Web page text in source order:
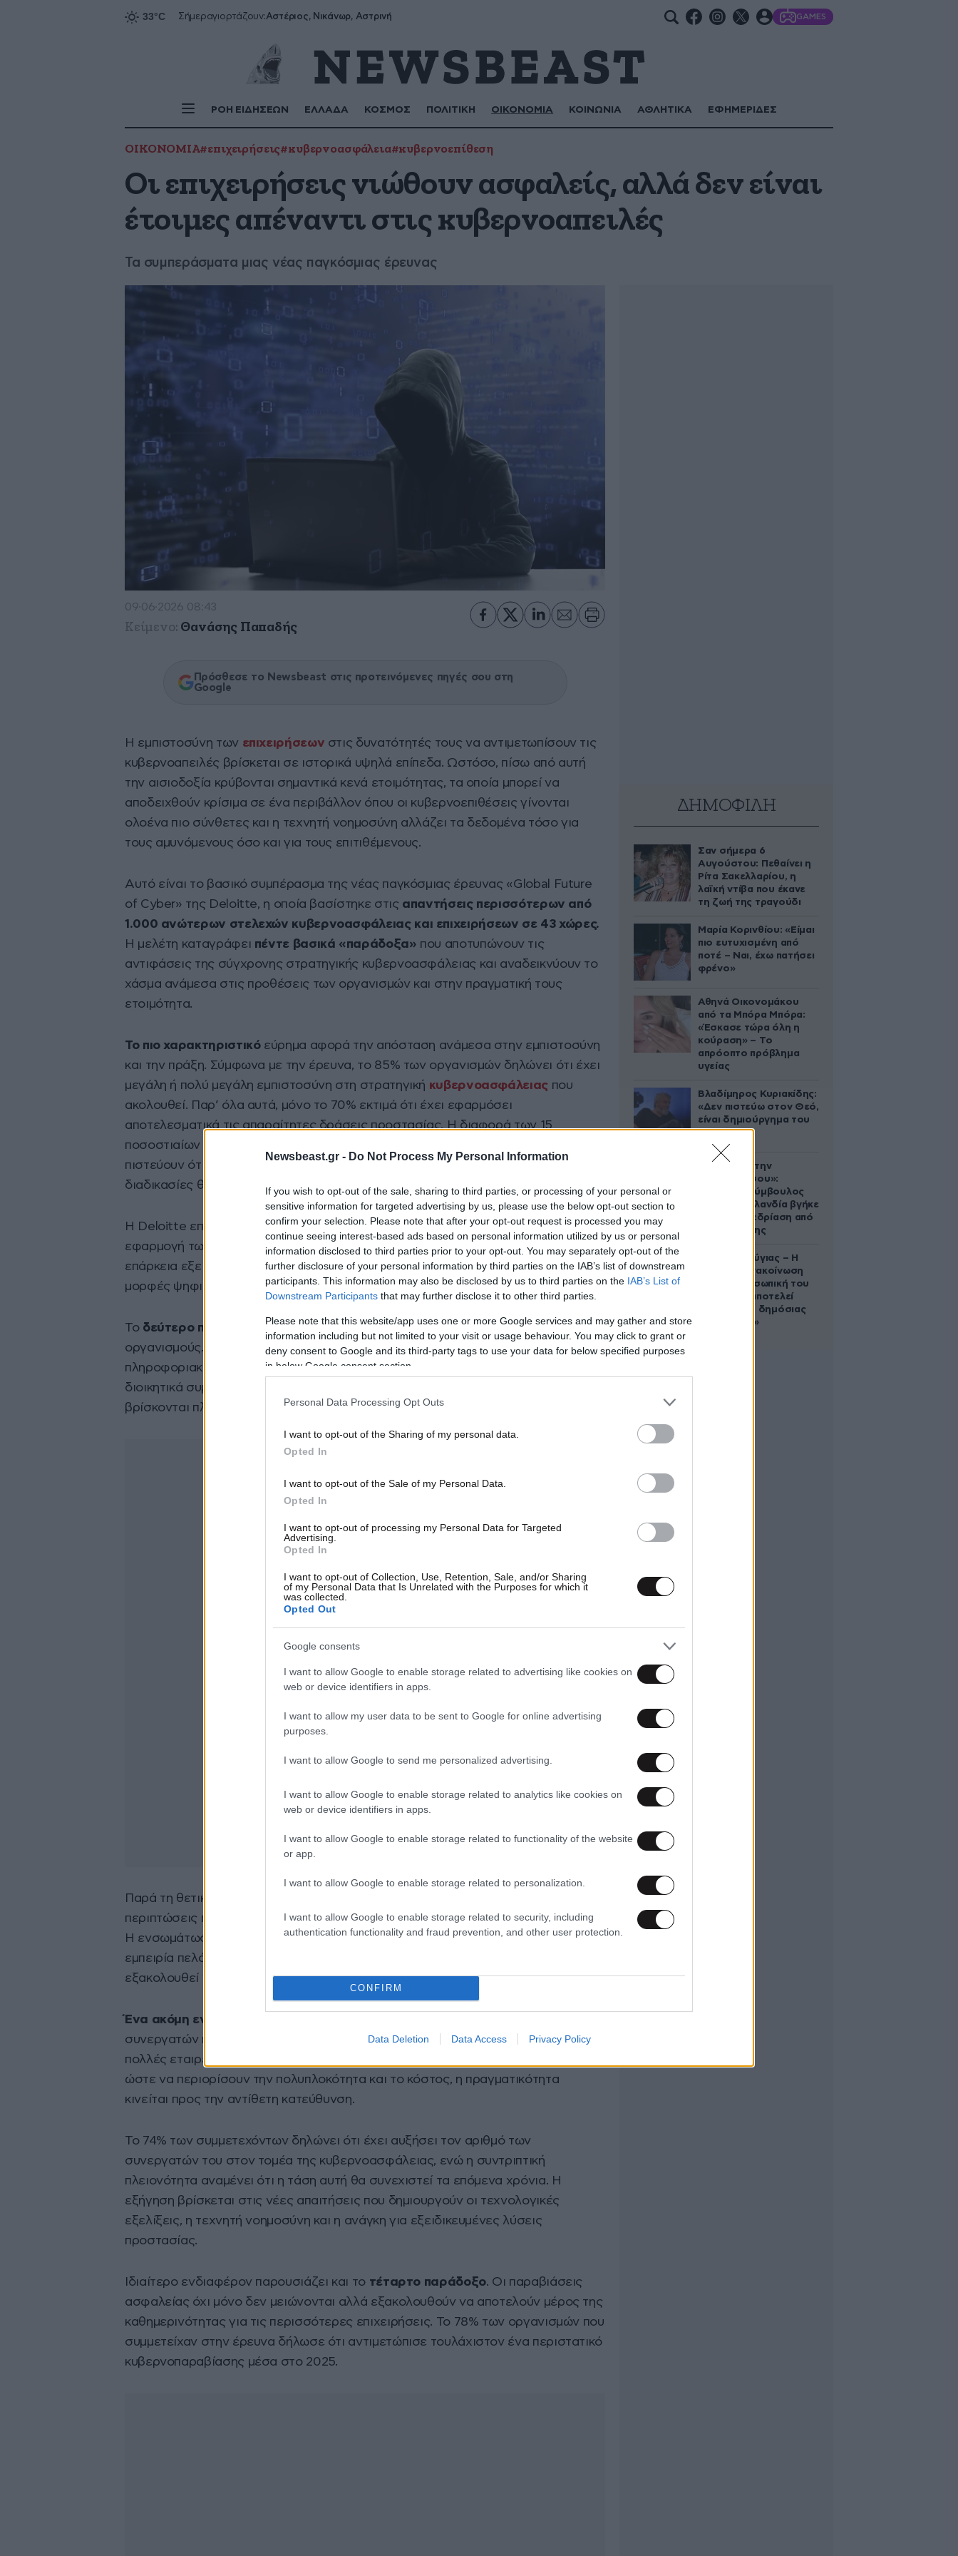
Newsbeast.gr - Do Not Process My Personal Information
If you wish to opt-out of the sale, sharing to third parties, or processing of your personal or
sensitive information for targeted advertising by us, please use the below opt-out section to
confirm your selection. Please note that after your opt-out request is processed you may
continue seeing interest-based ads based on personal information utilized by us or personal
information disclosed to third parties prior to your opt-out. You may separately opt-out of the
further disclosure of your personal information by third parties on the IAB’s list of downstream
participants. This information may also be disclosed by us to third parties on the IAB’s List of
Downstream Participants that may further disclose it to other third parties.
Please note that this website/app uses one or more Google services and may gather and store
information including but not limited to your visit or usage behaviour. You may click to grant or
deny consent to Google and its third-party tags to use your data for below specified purposes
in below Google consent section.
Personal Data Processing Opt Outs
I want to opt-out of the Sharing of my personal data.
Opted In
I want to opt-out of the Sale of my Personal Data.
Opted In
I want to opt-out of processing my Personal Data for Targeted
Advertising.
Opted In
I want to opt-out of Collection, Use, Retention, Sale, and/or Sharing
of my Personal Data that Is Unrelated with the Purposes for which it
was collected.
Opted Out
Google consents
I want to allow Google to enable storage related to advertising like cookies on
web or device identifiers in apps.
I want to allow my user data to be sent to Google for online advertising
purposes.
I want to allow Google to send me personalized advertising.
I want to allow Google to enable storage related to analytics like cookies on
web or device identifiers in apps.
I want to allow Google to enable storage related to functionality of the website
or app.
I want to allow Google to enable storage related to personalization.
I want to allow Google to enable storage related to security, including
authentication functionality and fraud prevention, and other user protection.
CONFIRM
Data Deletion Data Access Privacy Policy
Σήμεραγιορτάζουν:Αστέριος, Νικάνωρ, Αστρινή GAMES
ΡΟΗ ΕΙΔΗΣΕΩΝ ΕΛΛΑΔΑ ΚΟΣΜΟΣ ΠΟΛΙΤΙΚΗ ΟΙΚΟΝΟΜΙΑ ΚΟΙΝΩΝΙΑ ΑΘΛΗΤΙΚΑ ΕΦΗΜΕΡΙΔΕΣ
ΟΙΚΟΝΟΜΙΑ#επιχειρήσεις#κυβερνοασφάλεια#κυβερνοεπίθεση
Οι επιχειρήσεις νιώθουν ασφαλείς, αλλά δεν είναι
έτοιμες απέναντι στις κυβερνοαπειλές
Τα συμπεράσματα μιας νέας παγκόσμιας έρευνας
09·06·2026 08:43
Κείμενο: Θανάσης Παπαδής
Πρόσθεσε το Newsbeast στις προτεινόμενες πηγές σου στη
Google
Η εμπιστοσύνη των επιχειρήσεων στις δυνατότητές τους να αντιμετωπίσουν τις
κυβερνοαπειλές βρίσκεται σε ιστορικά υψηλά επίπεδα. Ωστόσο, πίσω από αυτή
την αισιοδοξία κρύβονται σημαντικά κενά ετοιμότητας, τα οποία μπορεί να
αποδειχθούν κρίσιμα σε ένα περιβάλλον όπου οι κυβερνοεπιθέσεις γίνονται
ολοένα πιο σύνθετες και η τεχνητή νοημοσύνη αλλάζει τα δεδομένα τόσο για
τους αμυνόμενους όσο και για τους επιτιθέμενους.
Αυτό είναι το βασικό συμπέρασμα της νέας παγκόσμιας έρευνας «Global Future
of Cyber» της Deloitte, η οποία βασίστηκε στις απαντήσεις περισσότερων από
1.000 ανώτερων στελεχών κυβερνοασφάλειας και επιχειρήσεων σε 43 χώρες.
Η μελέτη καταγράφει πέντε βασικά «παράδοξα» που αποτυπώνουν τις
αντιφάσεις της σύγχρονης στρατηγικής κυβερνοασφάλειας και αναδεικνύουν το
χάσμα ανάμεσα στις προθέσεις των οργανισμών και στην πραγματική τους
ετοιμότητα.
Το πιο χαρακτηριστικόεύρημα αφορά την απόσταση ανάμεσα στην εμπιστοσύνη
και την πράξη. Σύμφωνα με την έρευνα, το 85% των οργανισμών δηλώνει ότι έχει
μεγάλη ή πολύ μεγάλη εμπιστοσύνη στη στρατηγική κυβερνοασφάλειας που
ακολουθεί. Παρ’ όλα αυτά, μόνο το 70% εκτιμά ότι έχει εφαρμόσει
αποτελεσματικά τις απαραίτητες δράσεις προστασίας. Η διαφορά των 15
ποσοστιαίων μονάδων αποτυπώνει ένα ουσιαστικό πρόβλημα: πολλοί οργανισμοί
πιστεύουν ότι είναι ασφαλείς, χωρίς να έχουν ολοκληρώσει τις απαιτούμενες
διαδικασίες θωράκισης.
Η Deloitte επισημαίνει ότι τα κενά αυτά εντοπίζονται κυρίως στην επιχειρησιακή
εφαρμογή των πολιτικών ασφαλείας, στη διαχείριση τρίτων συνεργατών, στην
επάρκεια εξειδικευμένου προσωπικού και στην ικανότητα προσαρμογής σε νέες
μορφές ψηφιακών απειλών.
Το δεύτερο παράδοξο
αφορά τον ρόλο της κυβερνοασφάλειας μέσα στους
οργανισμούς. Τα τελευταία χρόνια η προστασία των δεδομένων και των
πληροφοριακών συστημάτων έχει μετατραπεί σε θέμα που απασχολεί άμεσα τα
διοικητικά συμβούλια και τα ανώτατα στελέχη. Οι επικεφαλής κυβερνοασφάλειας
βρίσκονται πλέον πιο κοντά από ποτέ στα κέντρα λήψης αποφάσεων.
Παρά τη θετική αυτή εξέλιξη, η κυβερνοασφάλεια παραμένει σε πολλές
περιπτώσεις περιορισμένη στα τμήματα πληροφορικής και διαχείρισης κινδύνων.
Η ενσωμάτωσή της σε κρίσιμες λειτουργίες, όπως η ανάπτυξη νέων προϊόντων, η
εμπειρία πελάτη, η εφοδιαστική αλυσίδα ή η διοίκηση ανθρώπινου δυναμικού,
εξακολουθεί να προχωρά με πιο αργούς ρυθμούς.
Ένα ακόμη ενδιαφέρον συμπέρασμα της έρευνας
συνεργατών που χρησιμοποιούν οι επιχειρήσεις για την προστασία τους. Ενώ
πολλές εταιρείες επιδιώκουν να μειώσουν τον αριθμό των προμηθευτών τους
ώστε να περιορίσουν την πολυπλοκότητα και το κόστος, η πραγματικότητα
κινείται προς την αντίθετη κατεύθυνση.
Το 74% των συμμετεχόντων δηλώνει ότι έχει αυξήσει τον αριθμό των
συνεργατών του στον τομέα της κυβερνοασφάλειας, ενώ η συντριπτική
πλειονότητα αναμένει ότι η τάση αυτή θα συνεχιστεί τα επόμενα χρόνια. Η
εξήγηση βρίσκεται στις νέες απαιτήσεις που δημιουργούν οι τεχνολογικές
εξελίξεις, η τεχνητή νοημοσύνη και η ανάγκη για εξειδικευμένες λύσεις
προστασίας.
Ιδιαίτερο ενδιαφέρον παρουσιάζει και το τέταρτο παράδοξο. Οι παραβιάσεις
ασφαλείας όχι μόνο δεν μειώνονται αλλά εξακολουθούν να αποτελούν μέρος της
καθημερινότητας για τις περισσότερες επιχειρήσεις. Το 78% των οργανισμών που
συμμετείχαν στην έρευνα δήλωσε ότι αντιμετώπισε τουλάχιστον ένα περιστατικό
κυβερνοπαραβίασης μέσα στο 2025.
ΔΗΜΟΦΙΛΗ
Σαν σήμερα 6
Αυγούστου: Πεθαίνει η
Ρίτα Σακελλαρίου, η
λαϊκή ντίβα που έκανε
τη ζωή της τραγούδι
Μαρία Κορινθίου: «Είμαι
πιο ευτυχισμένη από
ποτέ – Ναι, έχω πατήσει
φρένο»
Αθηνά Οικονομάκου
από τα Μπόρα Μπόρα:
«Έσκασε τώρα όλη η
κούραση» – Το
απρόοπτο πρόβλημα
υγείας
Βλαδίμηρος Κυριακίδης:
«Δεν πιστεύω στον Θεό,
είναι δημιούργημα του
ανθρώπου»
«Βλέπουμε την
μπουγάδα σου»:
Δημοτική σύμβουλος
στη Νέα Ζηλανδία βγήκε
live σε συνεδρίαση από
το μπάνιο της
Χρίστος Κούγιας – Η
αυστηρή ανακοίνωση
για την προσωπική του
ζωή: «Δεν αποτελεί
αντικείμενο δημόσιας
συζήτησης»